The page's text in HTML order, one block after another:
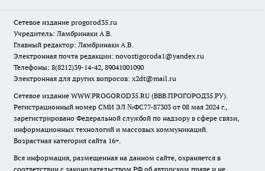
Сетевое издание progorod35.ru
Учредитель: Ламбринаки А.В.
Главный редактор: Ламбринаки А.В.
Электронная почта редакции: novostigoroda1@yandex.ru
Телефоны: 8(8212)39-14-42, 89041001090
Электронная для других вопросов: x2dt@mail.ru
Сетевое издание WWW.PROGOROD35.RU (ВВВ.ПРОГОРОД35.РУ).
Регистрационный номер СМИ ЭЛ №ФС77-87303 от 08 мая 2024 г.,
зарегистрировано Федеральной службой по надзору в сфере связи,
информационных технологий и массовых коммуникаций.
Возрастная категория сайта 16+.
Вся информация, размещенная на данном сайте, охраняется в
соответствии с законодательством РФ об авторском праве и не